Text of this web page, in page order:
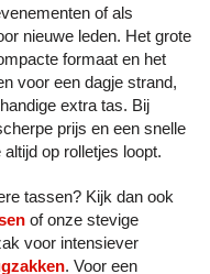
of als
nieuwe leden. Het grote
formaat en het
voor een dagje strand,
extra tas. Bij
prijs en een snelle
op rolletjes loopt.
tassen? Kijk dan ook
of onze stevige
voor intensiever
. Voor een